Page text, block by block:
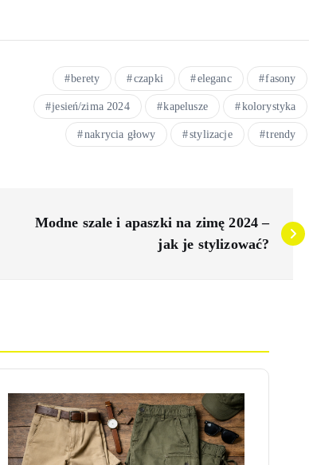
berety czapki eleganc fasony
jesień/zima 2024 kapelusze kolorystyka
nakrycia głowy stylizacje trendy
Modne szale i apaszki na zimę 2024 –
jak je stylizować?